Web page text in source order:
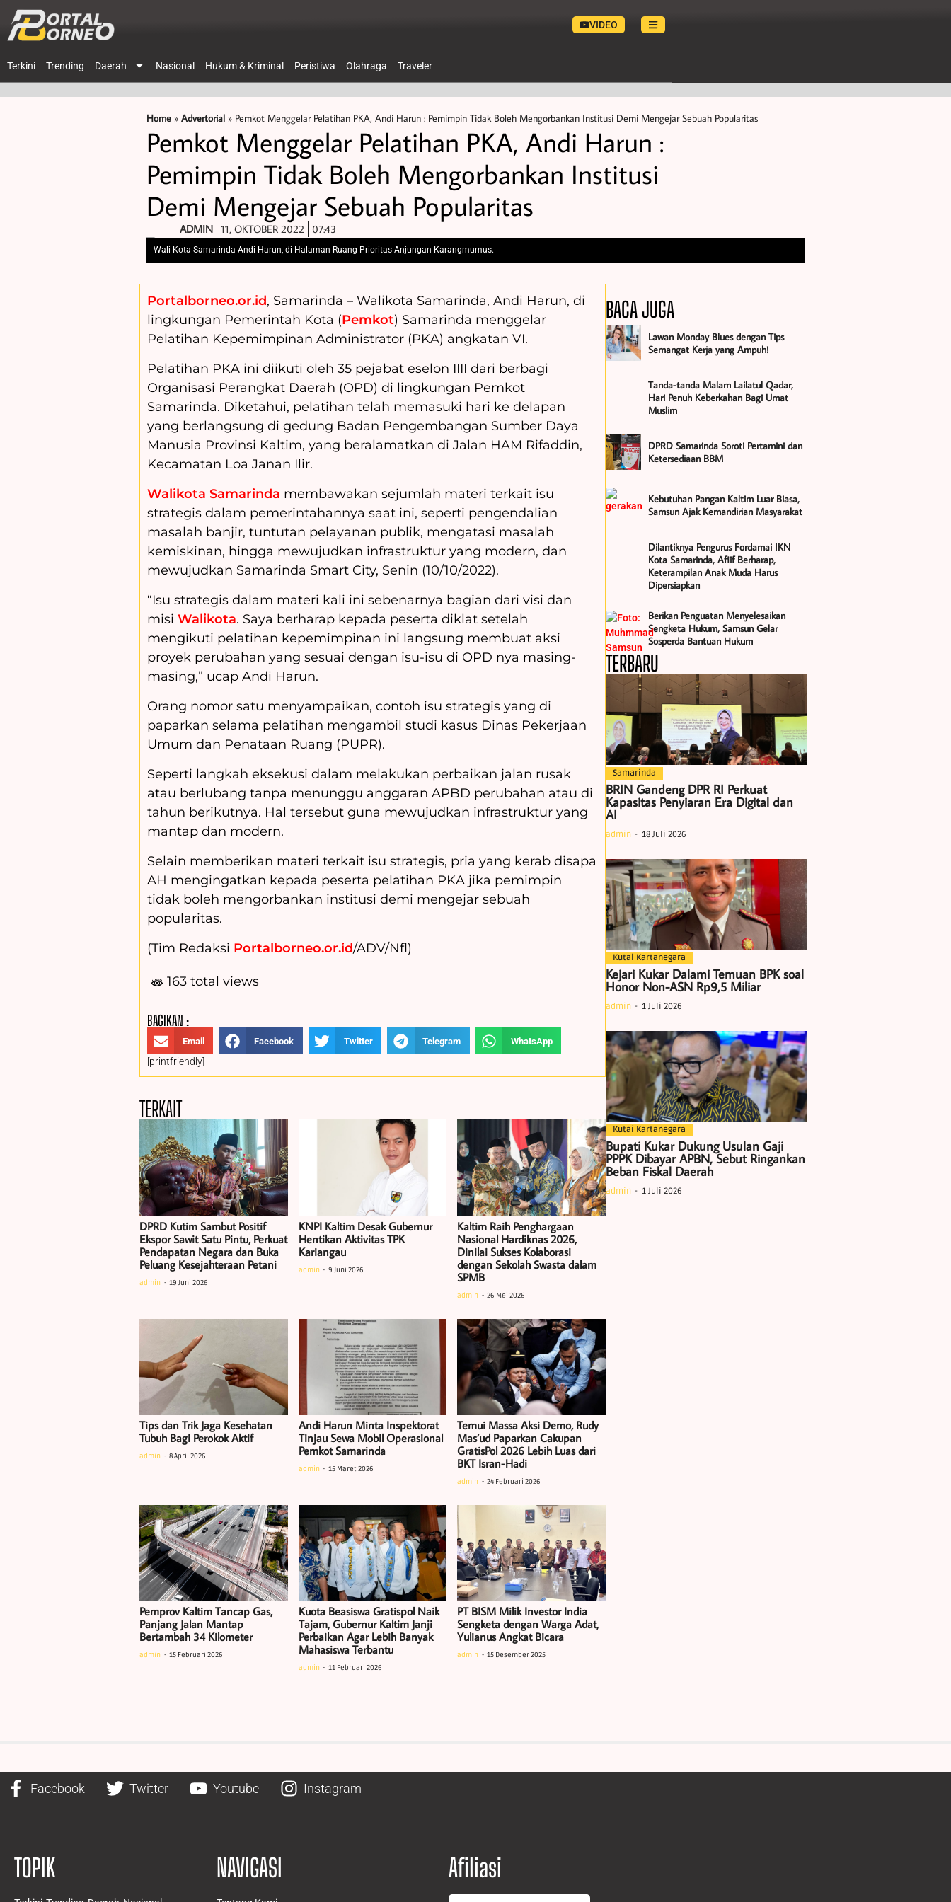
VIDEO
Terkini Trending Daerah Nasional Hukum & Kriminal Peristiwa Olahraga Traveler
Home » Advertorial » Pemkot Menggelar Pelatihan PKA, Andi Harun : Pemimpin Tidak Boleh Mengorbankan Institusi Demi Mengejar Sebuah Popularitas
Pemkot Menggelar Pelatihan PKA, Andi Harun :
Pemimpin Tidak Boleh Mengorbankan Institusi
Demi Mengejar Sebuah Popularitas
ADMIN 11, OKTOBER 2022 07:43
Wali Kota Samarinda Andi Harun, di Halaman Ruang Prioritas Anjungan Karangmumus.
Portalborneo.or.id, Samarinda – Walikota Samarinda, Andi Harun, di
lingkungan Pemerintah Kota (Pemkot) Samarinda menggelar
Pelatihan Kepemimpinan Administrator (PKA) angkatan VI.
Pelatihan PKA ini diikuti oleh 35 pejabat eselon IIII dari berbagi
Organisasi Perangkat Daerah (OPD) di lingkungan Pemkot
Samarinda. Diketahui, pelatihan telah memasuki hari ke delapan
yang berlangsung di gedung Badan Pengembangan Sumber Daya
Manusia Provinsi Kaltim, yang beralamatkan di Jalan HAM Rifaddin,
Kecamatan Loa Janan Ilir.
Walikota Samarinda membawakan sejumlah materi terkait isu
strategis dalam pemerintahannya saat ini, seperti pengendalian
masalah banjir, tuntutan pelayanan publik, mengatasi masalah
kemiskinan, hingga mewujudkan infrastruktur yang modern, dan
mewujudkan Samarinda Smart City, Senin (10/10/2022).
“Isu strategis dalam materi kali ini sebenarnya bagian dari visi dan
misi Walikota. Saya berharap kepada peserta diklat setelah
mengikuti pelatihan kepemimpinan ini langsung membuat aksi
proyek perubahan yang sesuai dengan isu-isu di OPD nya masing-
masing,” ucap Andi Harun.
Orang nomor satu menyampaikan, contoh isu strategis yang di
paparkan selama pelatihan mengambil studi kasus Dinas Pekerjaan
Umum dan Penataan Ruang (PUPR).
Seperti langkah eksekusi dalam melakukan perbaikan jalan rusak
atau berlubang tanpa menunggu anggaran APBD perubahan atau di
tahun berikutnya. Hal tersebut guna mewujudkan infrastruktur yang
mantap dan modern.
Selain memberikan materi terkait isu strategis, pria yang kerab disapa
AH mengingatkan kepada peserta pelatihan PKA jika pemimpin
tidak boleh mengorbankan institusi demi mengejar sebuah
popularitas.
(Tim Redaksi Portalborneo.or.id/ADV/Nfl)
163 total views
BAGIKAN :
Email Facebook Twitter Telegram WhatsApp
[printfriendly]
TERKAIT
DPRD Kutim Sambut Positif
Ekspor Sawit Satu Pintu, Perkuat
Pendapatan Negara dan Buka
Peluang Kesejahteraan Petani
admin 19 Juni 2026
KNPI Kaltim Desak Gubernur
Hentikan Aktivitas TPK
Kariangau
admin 9 Juni 2026
Kaltim Raih Penghargaan
Nasional Hardiknas 2026,
Dinilai Sukses Kolaborasi
dengan Sekolah Swasta dalam
SPMB
admin 26 Mei 2026
Tips dan Trik Jaga Kesehatan
Tubuh Bagi Perokok Aktif
admin 8 April 2026
Andi Harun Minta Inspektorat
Tinjau Sewa Mobil Operasional
Pemkot Samarinda
admin 15 Maret 2026
Temui Massa Aksi Demo, Rudy
Mas’ud Paparkan Cakupan
GratisPol 2026 Lebih Luas dari
BKT Isran-Hadi
admin 24 Februari 2026
Pemprov Kaltim Tancap Gas,
Panjang Jalan Mantap
Bertambah 34 Kilometer
admin 15 Februari 2026
Kuota Beasiswa Gratispol Naik
Tajam, Gubernur Kaltim Janji
Perbaikan Agar Lebih Banyak
Mahasiswa Terbantu
admin 11 Februari 2026
PT BISM Milik Investor India
Sengketa dengan Warga Adat,
Yulianus Angkat Bicara
admin 15 Desember 2025
BACA JUGA
Lawan Monday Blues dengan Tips
Semangat Kerja yang Ampuh!
Tanda-tanda Malam Lailatul Qadar,
Hari Penuh Keberkahan Bagi Umat
Muslim
DPRD Samarinda Soroti Pertamini dan
Ketersediaan BBM
Kebutuhan Pangan Kaltim Luar Biasa,
Samsun Ajak Kemandirian Masyarakat
Dilantiknya Pengurus Fordamai IKN
Kota Samarinda, Afiif Berharap,
Keterampilan Anak Muda Harus
Dipersiapkan
Berikan Penguatan Menyelesaikan
Sengketa Hukum, Samsun Gelar
Sosperda Bantuan Hukum
TERBARU
Samarinda
BRIN Gandeng DPR RI Perkuat
Kapasitas Penyiaran Era Digital dan
AI
admin 18 Juli 2026
Kutai Kartanegara
Kejari Kukar Dalami Temuan BPK soal
Honor Non-ASN Rp9,5 Miliar
admin 1 Juli 2026
Kutai Kartanegara
Bupati Kukar Dukung Usulan Gaji
PPPK Dibayar APBN, Sebut Ringankan
Beban Fiskal Daerah
admin 1 Juli 2026
Facebook Twitter Youtube Instagram
TOPIK NAVIGASI Afiliasi